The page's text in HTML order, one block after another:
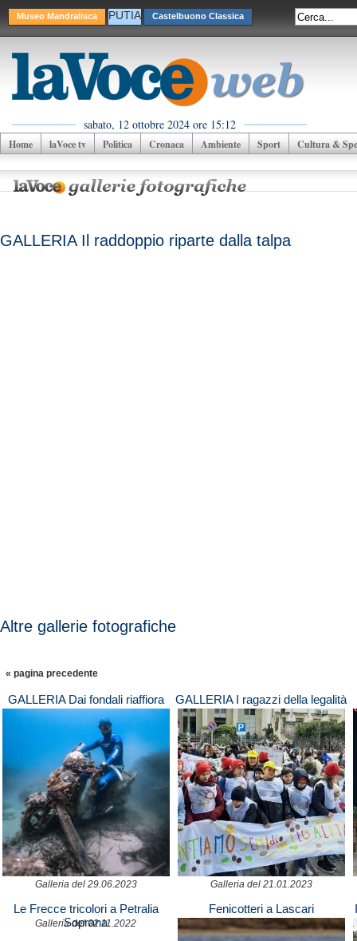
Museo Mandralisca PUTIA Castelbuono Classica
sabato, 12 ottobre 2024 ore 15:12
Home laVoce tv Politica Cronaca Ambiente Sport Cultura &
GALLERIA Il raddoppio riparte dalla talpa
Altre gallerie fotografiche
« pagina precedente
GALLERIA Dai fondali riaffiora
uno scooter
Galleria del 29.06.2023
GALLERIA I ragazzi della legalità
Galleria del 21.01.2023
Le Frecce tricolori a Petralia
Soprana
Galleria del 02.11.2022
Fenicotteri a Lascari